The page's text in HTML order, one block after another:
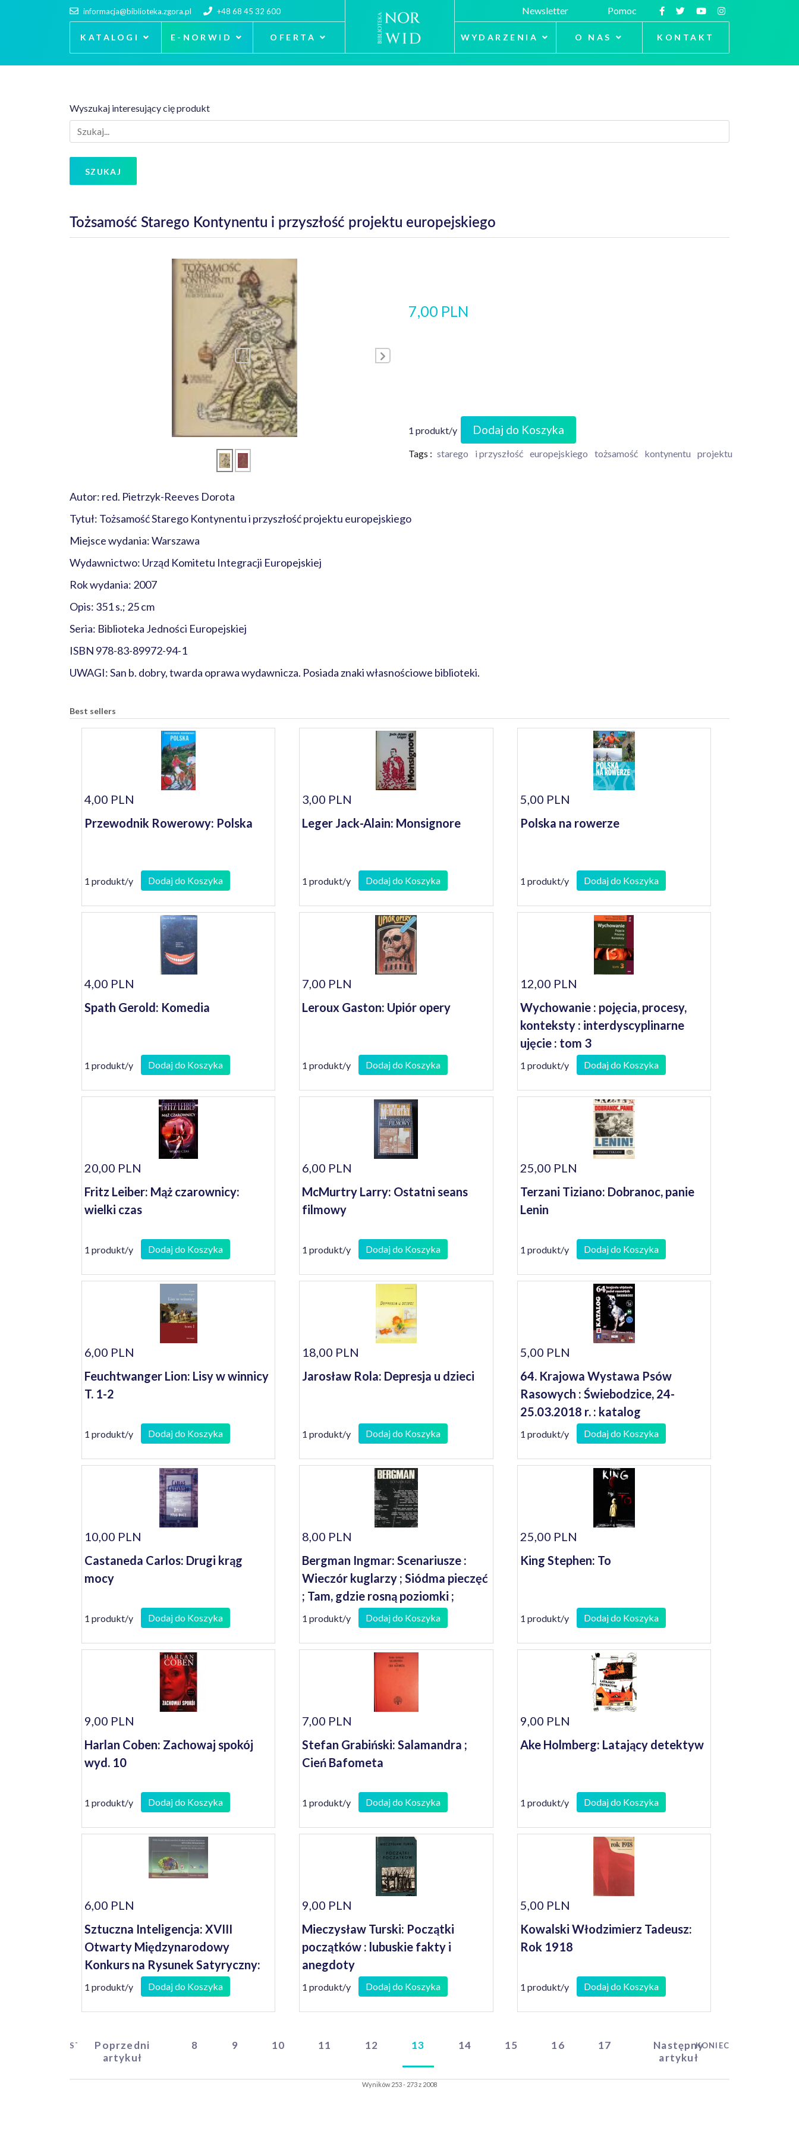
informacja@biblioteka.zgora.pl +48 68 45 32 600
KATALOGI E-NORWID OFERTA
Newsletter Pomoc
WYDARZENIA O NAS KONTAKT
Wyszukaj interesujący cię produkt
SZUKAJ
Tożsamość Starego Kontynentu i przyszłość projektu europejskiego
7,00 PLN
1 produkt/y Dodaj do Koszyka
Tags : starego i przyszłość europejskiego tożsamość kontynentu projektu
Autor: red. Pietrzyk-Reeves Dorota
Tytuł: Tożsamość Starego Kontynentu i przyszłość projektu europejskiego
Miejsce wydania: Warszawa
Wydawnictwo: Urząd Komitetu Integracji Europejskiej
Rok wydania: 2007
Opis: 351 s.; 25 cm
Seria: Biblioteka Jedności Europejskiej
ISBN 978-83-89972-94-1
UWAGI: San b. dobry, twarda oprawa wydawnicza. Posiada znaki własnościowe biblioteki.
Best sellers
4,00 PLN
Przewodnik Rowerowy: Polska
1 produkt/y Dodaj do Koszyka
3,00 PLN
Leger Jack-Alain: Monsignore
1 produkt/y Dodaj do Koszyka
5,00 PLN
Polska na rowerze
1 produkt/y Dodaj do Koszyka
4,00 PLN
Spath Gerold: Komedia
1 produkt/y Dodaj do Koszyka
7,00 PLN
Leroux Gaston: Upiór opery
1 produkt/y Dodaj do Koszyka
12,00 PLN
Wychowanie : pojęcia, procesy,
konteksty : interdyscyplinarne
ujęcie : tom 3
1 produkt/y Dodaj do Koszyka
20,00 PLN
Fritz Leiber: Mąż czarownicy:
wielki czas
1 produkt/y Dodaj do Koszyka
6,00 PLN
McMurtry Larry: Ostatni seans
filmowy
1 produkt/y Dodaj do Koszyka
25,00 PLN
Terzani Tiziano: Dobranoc, panie
Lenin
1 produkt/y Dodaj do Koszyka
6,00 PLN
Feuchtwanger Lion: Lisy w winnicy
T. 1-2
1 produkt/y Dodaj do Koszyka
18,00 PLN
Jarosław Rola: Depresja u dzieci
1 produkt/y Dodaj do Koszyka
5,00 PLN
64. Krajowa Wystawa Psów
Rasowych : Świebodzice, 24-
25.03.2018 r. : katalog
1 produkt/y Dodaj do Koszyka
10,00 PLN
Castaneda Carlos: Drugi krąg
mocy
1 produkt/y Dodaj do Koszyka
8,00 PLN
Bergman Ingmar: Scenariusze :
Wieczór kuglarzy ; Siódma pieczęć
; Tam, gdzie rosną poziomki ;
Milczenie ; Persona ; Szepty i
1 produkt/y Dodaj do Koszyka
25,00 PLN
King Stephen: To
1 produkt/y Dodaj do Koszyka
9,00 PLN
Harlan Coben: Zachowaj spokój
wyd. 10
1 produkt/y Dodaj do Koszyka
7,00 PLN
Stefan Grabiński: Salamandra ;
Cień Bafometa
1 produkt/y Dodaj do Koszyka
9,00 PLN
Ake Holmberg: Latający detektyw
1 produkt/y Dodaj do Koszyka
6,00 PLN
Sztuczna Inteligencja: XVIII
Otwarty Międzynarodowy
Konkurs na Rysunek Satyryczny:
Artificial Intelligence: XVIII
International Open Cartoon
1 produkt/y Dodaj do Koszyka
9,00 PLN
Mieczysław Turski: Początki
początków : lubuskie fakty i
anegdoty
1 produkt/y Dodaj do Koszyka
5,00 PLN
Kowalski Włodzimierz Tadeusz:
Rok 1918
1 produkt/y Dodaj do Koszyka
STARTPoprzedni
artykuł
8 9 10 11 12 13 14 15 16 17
Następny
artykuł
KONIEC
Wyników 253 - 273 z 2008